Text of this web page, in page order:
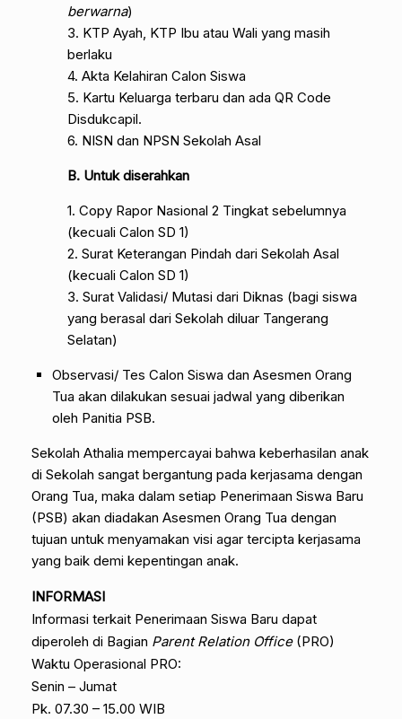
berwarna)
3. KTP Ayah, KTP Ibu atau Wali yang masih
berlaku
4. Akta Kelahiran Calon Siswa
5. Kartu Keluarga terbaru dan ada QR Code
Disdukcapil.
6. NISN dan NPSN Sekolah Asal
B. Untuk diserahkan
1. Copy Rapor Nasional 2 Tingkat sebelumnya
(kecuali Calon SD 1)
2. Surat Keterangan Pindah dari Sekolah Asal
(kecuali Calon SD 1)
3. Surat Validasi/ Mutasi dari Diknas (bagi siswa
yang berasal dari Sekolah diluar Tangerang
Selatan)
Observasi/ Tes Calon Siswa dan Asesmen Orang
Tua akan dilakukan sesuai jadwal yang diberikan
oleh Panitia PSB.
Sekolah Athalia mempercayai bahwa keberhasilan anak
di Sekolah sangat bergantung pada kerjasama dengan
Orang Tua, maka dalam setiap Penerimaan Siswa Baru
(PSB) akan diadakan Asesmen Orang Tua dengan
tujuan untuk menyamakan visi agar tercipta kerjasama
yang baik demi kepentingan anak.
INFORMASI
Informasi terkait Penerimaan Siswa Baru dapat
diperoleh di Bagian Parent Relation Office(PRO)
Waktu Operasional PRO:
Senin – Jumat
Pk. 07.30 – 15.00 WIB